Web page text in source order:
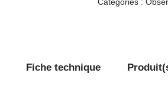
Catégories :
Fiche technique